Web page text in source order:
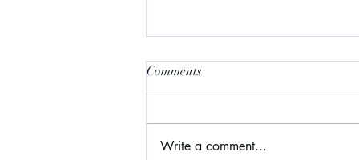
Comments
Write a comment...